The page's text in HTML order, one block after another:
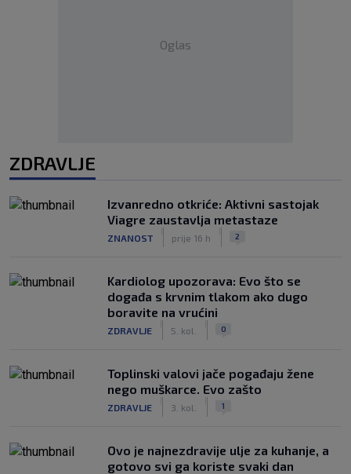
Oglas
ZDRAVLJE
Izvanredno otkriće: Aktivni sastojak
Viagre zaustavlja metastaze
ZNANOST prije 16 h 2
Kardiolog upozorava: Evo što se
događa s krvnim tlakom ako dugo
boravite na vrućini
ZDRAVLJE 5. kol. 0
Toplinski valovi jače pogađaju žene
nego muškarce. Evo zašto
ZDRAVLJE 3. kol. 1
Ovo je najnezdravije ulje za kuhanje, a
gotovo svi ga koriste svaki dan